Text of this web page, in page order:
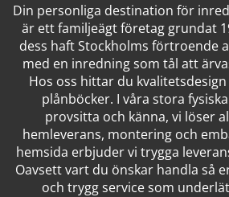
Din personliga destination för
är ett familjeägt företag grundat
dess haft Stockholms förtroende
med en inredning som tål att
Hos oss hittar du
plånböcker. I våra stora
provsitta och känna, vi löser
hemleverans, montering och
hemsida erbjuder vi trygga
Oavsett vart du önskar handla så
och trygg service som